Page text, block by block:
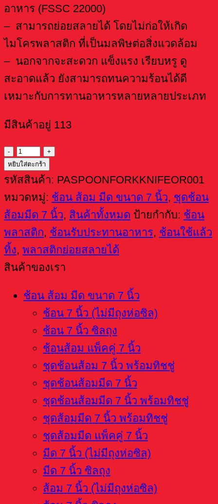
อาหาร (FSSC 22000)
– สามารถย่อยสลายได้ โดยไม่ก่อให้เกิด
ไมโครพลาสติก ที่เป็นมลพิษต่อสิ่งแวดล้อม
– นอกจากจะสะดวก แข็งแรง เรียบหรู ดู
สะอาดแล้ว ยังสามารถทนความร้อนได้ดี
เหมาะกับการทานอาหารหลายหลายประเภท
มีสินค้าอยู่ 113
จำนวน
ชุด
ช้อน
ส้อม
มีด
7
นิ้ว
สี
โอ
ลด์
ชิ้น)
หยิบใส่ตะกร้า
รหัสสินค้า: PASPOONFORKKNIFEOR001
หมวดหมู่: ช้อน ส้อม มีด ขนาด 7 นิ้ว, ชุดช้อน
ส้อมมีด 7 นิ้ว, สินค้าทั้งหมด ป้ายกำกับ: ช้อน
พลาสติก, ช้อนรับประทานอาหาร, ช้อนใช้แล้ว
ทิ้ง, พลาสติกย่อยสลายได้
สินค้าของเรา
ช้อน ส้อม มีด ขนาด 7 นิ้ว
ช้อน 7 นิ้ว (ไม่มีถุงห่อซิล)
ช้อน 7 นิ้ว ซิลถุง
ช้อนส้อม แพ็คคู่ 7 นิ้ว
ชุดช้อนส้อม 7 นิ้ว พร้อมทิชชู่
ชุดช้อนส้อมมีด 7 นิ้ว
ชุดช้อนส้อมมีด 7 นิ้ว พร้อมทิชชู่
ชุดส้อมมีด 7 นิ้ว พร้อมทิชชู่
ชุดส้อมมีด แพ็คคู่ 7 นิ้ว
มีด 7 นิ้ว (ไม่มีถุงห่อซิล)
มีด 7 นิ้ว ซิลถุง
ส้อม 7 นิ้ว (ไม่มีถุงห่อซิล)